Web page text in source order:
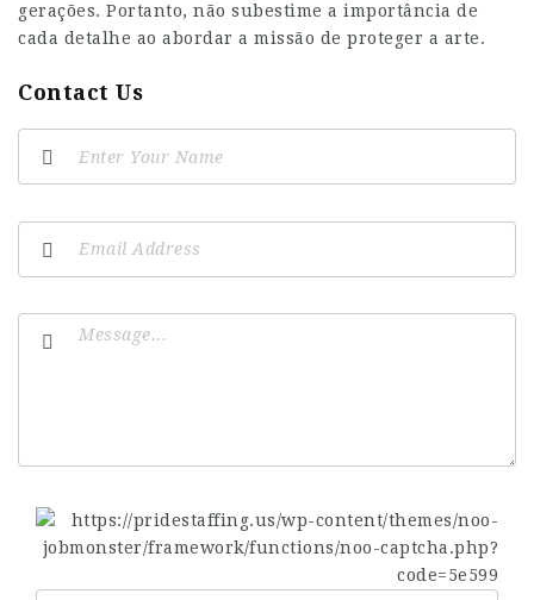
gerações. Portanto, não subestime a importância de
cada detalhe ao abordar a missão de proteger a arte.
Contact Us